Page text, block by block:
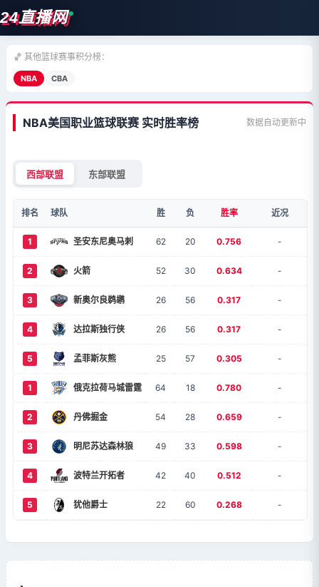
24直播网
🏀 其他篮球赛事积分榜：
NBA CBA
NBA美国职业篮球联赛 实时胜率榜 数据自动更新中
西部联盟 东部联盟
排名 球队 胜 负 胜率 近况
1 圣安东尼奥马刺 62 20 0.756 -
2 火箭 52 30 0.634 -
3 新奥尔良鹈鹕 26 56 0.317 -
4 达拉斯独行侠 26 56 0.317 -
5 孟菲斯灰熊 25 57 0.305 -
1 俄克拉荷马城雷霆 64 18 0.780 -
2 丹佛掘金 54 28 0.659 -
3 明尼苏达森林狼 49 33 0.598 -
4 波特兰开拓者 42 40 0.512 -
5 犹他爵士 22 60 0.268 -